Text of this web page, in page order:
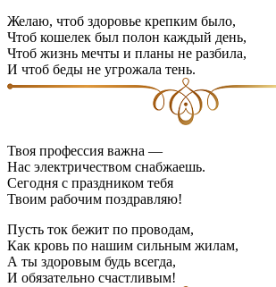
Желаю, чтоб здоровье крепким было,
Чтоб кошелек был полон каждый день,
Чтоб жизнь мечты и планы не разбила,
И чтоб беды не угрожала тень.
Твоя профессия важна —
Нас электричеством снабжаешь.
Сегодня с праздником тебя
Твоим рабочим поздравляю!
Пусть ток бежит по проводам,
Как кровь по нашим сильным жилам,
А ты здоровым будь всегда,
И обязательно счастливым!